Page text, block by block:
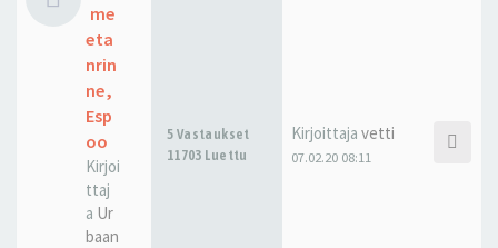
me
eta
nrin
ne,
Esp
oo
Kirjoi
ttaj
a Ur
baan
5 Vastaukset
11703 Luettu
Kirjoittaja vetti
07.02.20 08:11